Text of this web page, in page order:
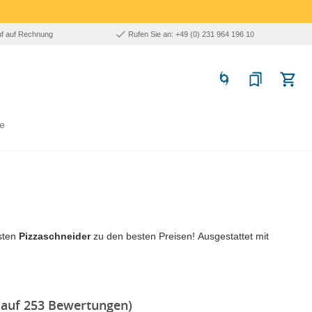
auf Rechnung Rufen Sie an: +49 (0) 231 964 196 10
Pizzaschneiderzu den besten Preisen! Ausgestattet mit
253 Bewertungen)